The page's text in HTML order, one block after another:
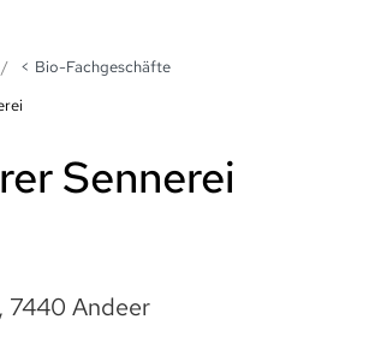
Bio-Fachgeschäfte
Sennerei
7440 Andeer